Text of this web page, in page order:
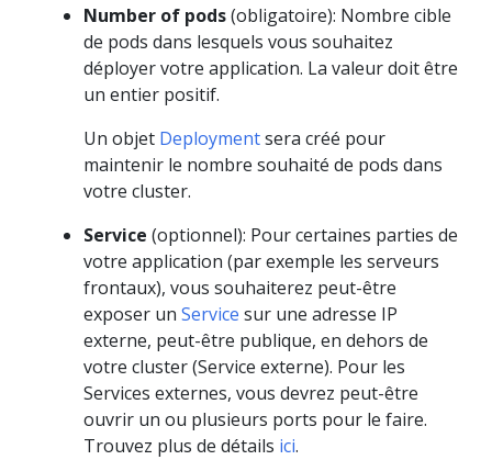
Number of pods(obligatoire): Nombre cible
de pods dans lesquels vous souhaitez
déployer votre application. La valeur doit être
un entier positif.
Un objet Deploymentsera créé pour
maintenir le nombre souhaité de pods dans
votre cluster.
Service (optionnel): Pour certaines parties de
votre application (par exemple les serveurs
frontaux), vous souhaiterez peut-être
exposer un Service sur une adresse IP
externe, peut-être publique, en dehors de
votre cluster (Service externe). Pour les
Services externes, vous devrez peut-être
ouvrir un ou plusieurs ports pour le faire.
Trouvez plus de détails ici.